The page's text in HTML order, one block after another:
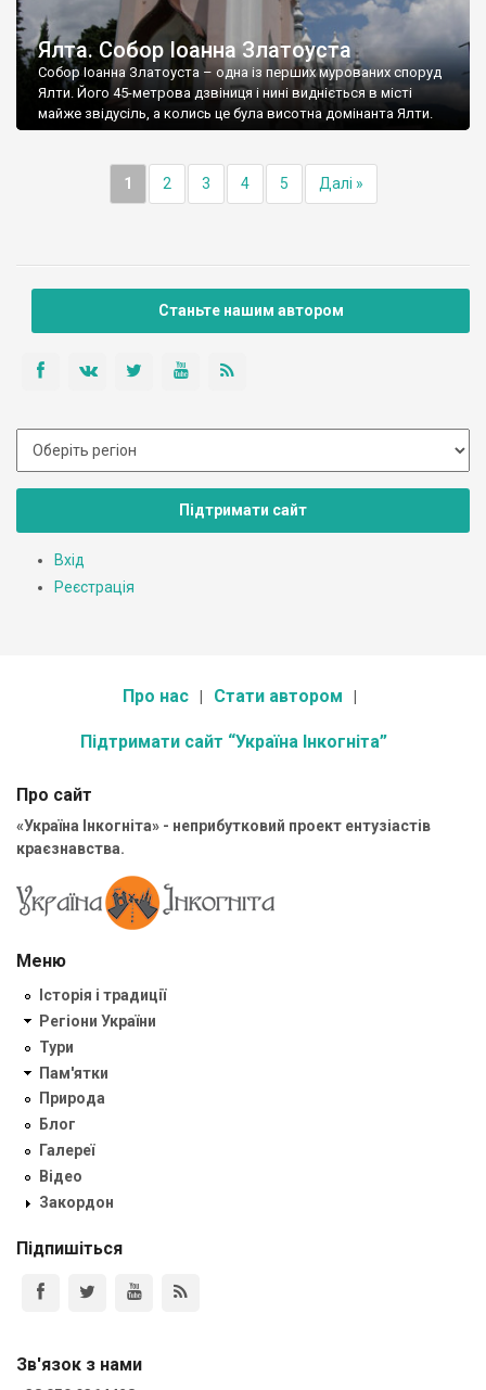
Ялта. Собор Іоанна Златоуста
Собор Іоанна Златоуста – одна із перших мурованих споруд
Ялти. Його 45-метрова дзвіниця і нині видніється в місті
майже звідусіль, а колись це була висотна домінанта Ялти.
1 2 3 4 5 Далі »
Станьте нашим автором
Підтримати сайт
Вхід
Реєстрація
Про нас Стати автором
Підтримати сайт “Україна Інкогніта”
Про сайт
«Україна Інкогніта» - неприбутковий проект ентузіастів
краєзнавства.
Меню
Історія і традиції
Регіони України
Тури
Пам'ятки
Природа
Блог
Галереї
Відео
Закордон
Підпишіться
Зв'язок з нами